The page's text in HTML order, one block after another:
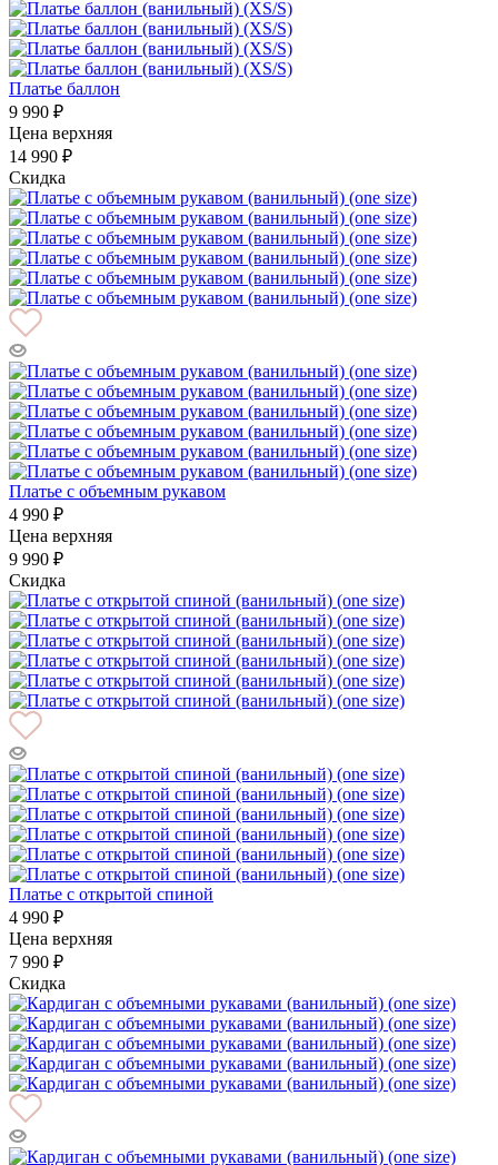
Платье баллон
9 990 ₽
Цена верхняя
14 990 ₽
Скидка
Платье с объемным рукавом
4 990 ₽
Цена верхняя
9 990 ₽
Скидка
Платье с открытой спиной
4 990 ₽
Цена верхняя
7 990 ₽
Скидка